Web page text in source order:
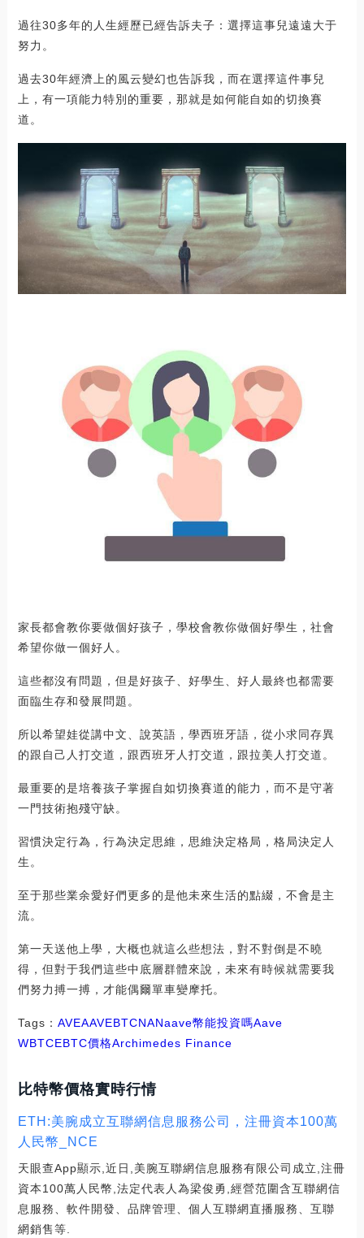
過往30多年的人生經歷已經告訴夫子：選擇這事兒遠遠大于
努力。
過去30年經濟上的風云變幻也告訴我，而在選擇這件事兒
上，有一項能力特別的重要，那就是如何能自如的切換賽
道。
家長都會教你要做個好孩子，學校會教你做個好學生，社會
希望你做一個好人。
這些都沒有問題，但是好孩子、好學生、好人最終也都需要
面臨生存和發展問題。
所以希望娃從講中文、說英語，學西班牙語，從小求同存異
的跟自己人打交道，跟西班牙人打交道，跟拉美人打交道。
最重要的是培養孩子掌握自如切換賽道的能力，而不是守著
一門技術抱殘守缺。
習慣決定行為，行為決定思維，思維決定格局，格局決定人
生。
至于那些業余愛好們更多的是他未來生活的點綴，不會是主
流。
第一天送他上學，大概也就這么些想法，對不對倒是不曉
得，但對于我們這些中底層群體來說，未來有時候就需要我
們努力搏一搏，才能偶爾單車變摩托。
Tags： AVEAAVEBTCNANaave幣能投資嗎Aave
WBTCEBTC價格Archimedes Finance
比特幣價格實時行情
ETH:美腕成立互聯網信息服務公司，注冊資本100萬
人民幣_NCE
天眼查App顯示,近日,美腕互聯網信息服務有限公司成立,注冊
資本100萬人民幣,法定代表人為梁俊勇,經營范圍含互聯網信
息服務、軟件開發、品牌管理、個人互聯網直播服務、互聯
網銷售等.